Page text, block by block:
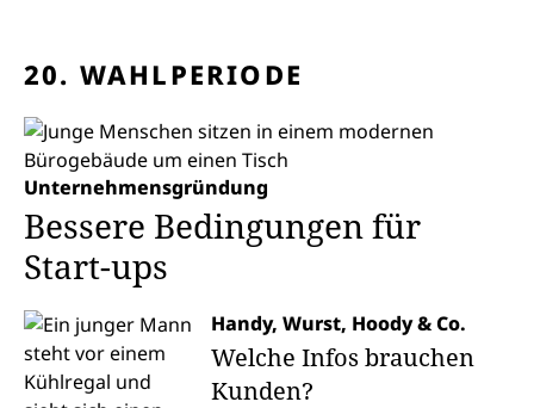
20. WAHLPERIODE
Unternehmensgründung
Bessere Bedingungen für
Start-ups
Handy, Wurst, Hoody & Co.
Welche Infos brauchen
Kunden?